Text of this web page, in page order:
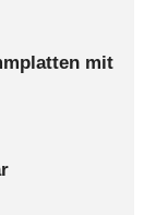
mit